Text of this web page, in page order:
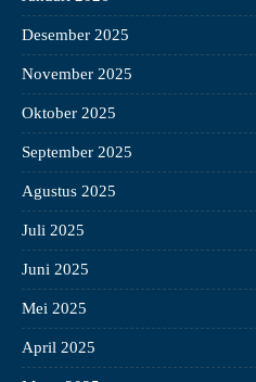
Desember 2025
November 2025
Oktober 2025
September 2025
Agustus 2025
Juli 2025
Juni 2025
Mei 2025
April 2025